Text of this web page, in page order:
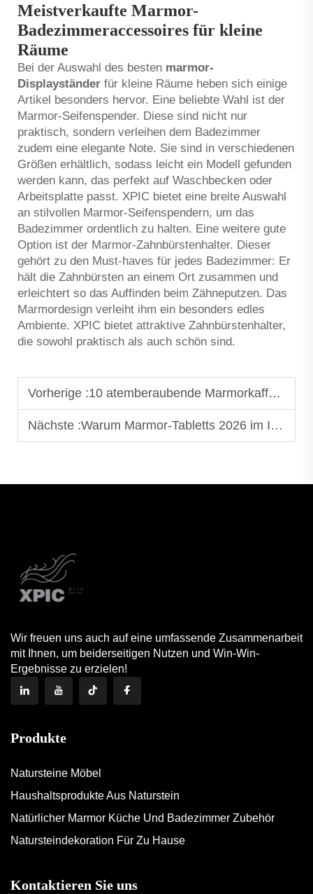
Meistverkaufte Marmor-
Badezimmeraccessoires für kleine
Räume
Bei der Auswahl des besten marmor-
Displayständer für kleine Räume heben sich einige
Artikel besonders hervor. Eine beliebte Wahl ist der
Marmor-Seifenspender. Diese sind nicht nur
praktisch, sondern verleihen dem Badezimmer
zudem eine elegante Note. Sie sind in verschiedenen
Größen erhältlich, sodass leicht ein Modell gefunden
werden kann, das perfekt auf Waschbecken oder
Arbeitsplatte passt. XPIC bietet eine breite Auswahl
an stilvollen Marmor-Seifenspendern, um das
Badezimmer ordentlich zu halten. Eine weitere gute
Option ist der Marmor-Zahnbürstenhalter. Dieser
gehört zu den Must-haves für jedes Badezimmer: Er
hält die Zahnbürsten an einem Ort zusammen und
erleichtert so das Auffinden beim Zähneputzen. Das
Marmordesign verleiht ihm ein besonders edles
Ambiente. XPIC bietet attraktive Zahnbürstenhalter,
die sowohl praktisch als auch schön sind.
Vorherige :10 atemberaubende Marmorkaffetische, um Ihr Wohnzimmer aufzuwerten
Nächste :Warum Marmor-Tabletts 2026 im Innendesign im Trend liegen
Wir freuen uns auch auf eine umfassende Zusammenarbeit
mit Ihnen, um beiderseitigen Nutzen und Win-Win-
Ergebnisse zu erzielen!
Produkte
Natursteine Möbel
Haushaltsprodukte Aus Naturstein
Natürlicher Marmor Küche Und Badezimmer Zubehör
Natursteindekoration Für Zu Hause
Kontaktieren Sie uns